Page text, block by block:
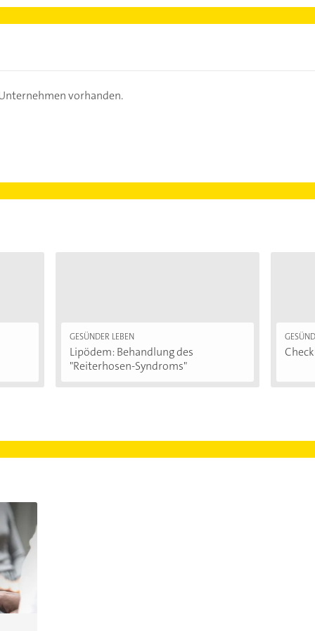
vorhanden.
GESÜNDER LEBEN
Lipödem: Behandlung des
"Reiterhosen-Syndroms"